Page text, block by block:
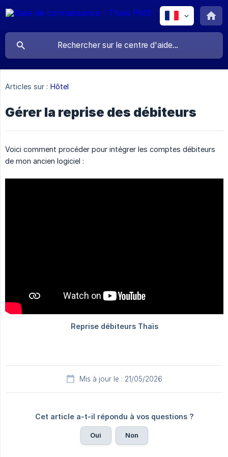
Articles sur : Hôtel
Gérer la reprise des débiteurs
Voici comment procéder pour intégrer les comptes débiteurs
de mon ancien logiciel :
Mis à jour le : 21/05/2026
Cet article a-t-il répondu à vos questions ?
Oui Non